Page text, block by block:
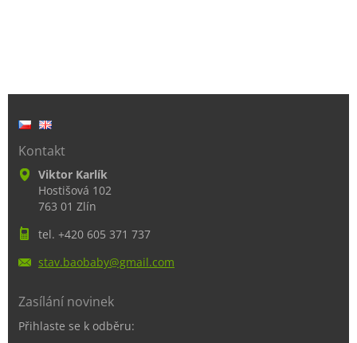
Kontakt
Viktor Karlík
Hostišová 102
763 01 Zlín
tel. +420 605 371 737
stav.baobaby@gmail.com
Zasílání novinek
Přihlaste se k odběru: